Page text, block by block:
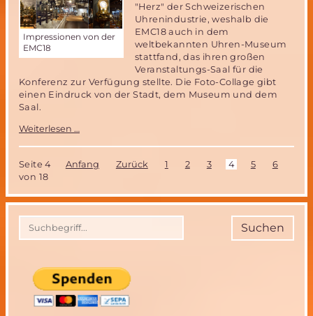
Impressionen von der
EMC18
"Herz" der Schweizerischen
Uhrenindustrie, weshalb die
EMC18 auch in dem
weltbekannten Uhren-Museum
stattfand, das ihren großen
Veranstaltungs-Saal für die
Konferenz zur Verfügung stellte. Die Foto-Collage gibt
einen Eindruck von der Stadt, dem Museum und dem
Saal.
Weiterlesen …
Schweiz
bis
Oktober
Mars
Seite 4
von 18
Anfang Zurück 1 2 3 4 5 6
Suchen